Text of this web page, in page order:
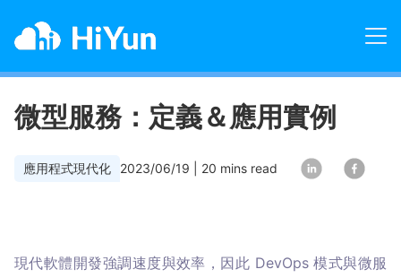
微型服務：定義＆應用實例
應用程式現代化 2023/06/19 20 mins read
現代軟體開發強調速度與效率，因此 DevOps 模式與微服